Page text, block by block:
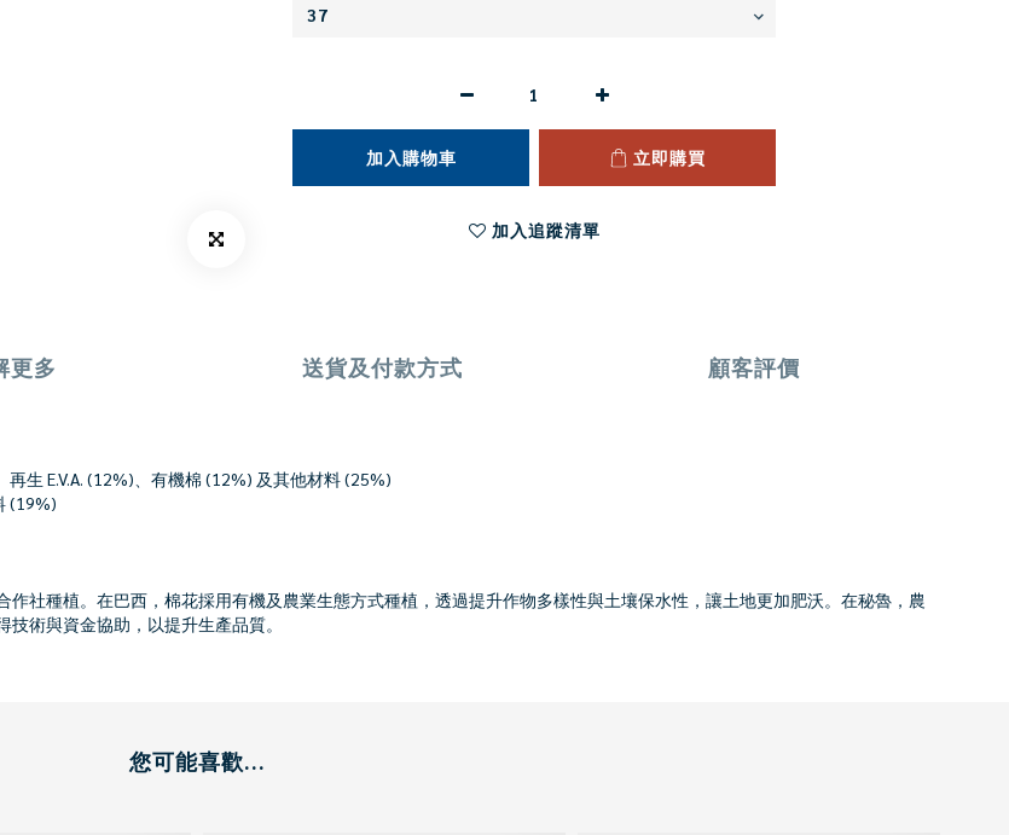
加入購物車 立即購買
加入追蹤清單
更多 送貨及付款方式 顧客評價
生 E.V.A. (12%)、有機棉 (12%) 及其他材料 (25%)
(19%)
社種植。在巴西，棉花採用有機及農業生態方式種植，透過提升作物多樣性與土壤保水性，讓土地更加肥沃。在秘魯，農
術與資金協助，以提升生產品質。
您可能喜歡...